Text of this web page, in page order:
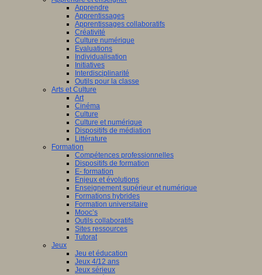
Apprendre
Apprentissages
Apprentissages collaboratifs
Créativité
Culture numérique
Evaluations
Individualisation
Initiatives
Interdisciplinarité
Outils pour la classe
Arts et Culture
Art
Cinéma
Culture
Culture et numérique
Dispositifs de médiation
Littérature
Formation
Compétences professionnelles
Dispositifs de formation
E- formation
Enjeux et évolutions
Enseignement supérieur et numérique
Formations hybrides
Formation universitaire
Mooc’s
Outils collaboratifs
Sites ressources
Tutorat
Jeux
Jeu et éducation
Jeux 4/12 ans
Jeux sérieux